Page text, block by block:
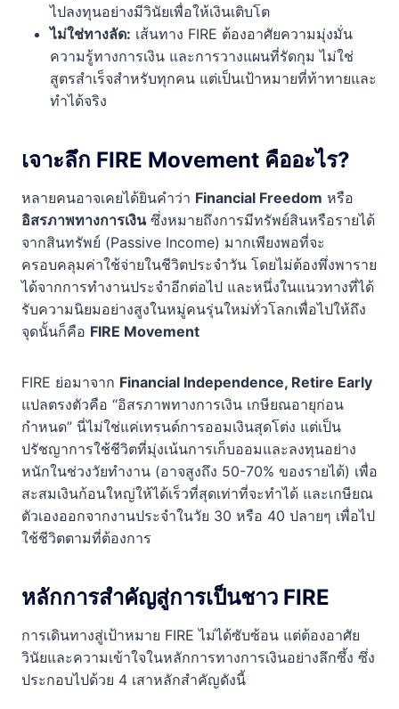
ไปลงทุนอย่างมีวินัยเพื่อให้เงินเติบโต
ไม่ใช่ทางลัด: เส้นทาง FIRE ต้องอาศัยความมุ่งมั่น
ความรู้ทางการเงิน และการวางแผนที่รัดกุม ไม่ใช่
สูตรสำเร็จสำหรับทุกคน แต่เป็นเป้าหมายที่ท้าทายและ
ทำได้จริง
เจาะลึก FIRE Movement คืออะไร?
หลายคนอาจเคยได้ยินคำว่า Financial Freedom หรือ
อิสรภาพทางการเงินซึ่งหมายถึงการมีทรัพย์สินหรือรายได้
จากสินทรัพย์ (Passive Income) มากเพียงพอที่จะ
ครอบคลุมค่าใช้จ่ายในชีวิตประจำวัน โดยไม่ต้องพึ่งพาราย
ได้จากการทำงานประจำอีกต่อไป และหนึ่งในแนวทางที่ได้
รับความนิยมอย่างสูงในหมู่คนรุ่นใหม่ทั่วโลกเพื่อไปให้ถึง
จุดนั้นก็คือ FIRE Movement
FIRE ย่อมาจาก Financial Independence, Retire Early
แปลตรงตัวคือ “อิสรภาพทางการเงิน เกษียณอายุก่อน
กำหนด” นี่ไม่ใช่แค่เทรนด์การออมเงินสุดโต่ง แต่เป็น
ปรัชญาการใช้ชีวิตที่มุ่งเน้นการเก็บออมและลงทุนอย่าง
หนักในช่วงวัยทำงาน (อาจสูงถึง 50-70% ของรายได้) เพื่อ
สะสมเงินก้อนใหญ่ให้ได้เร็วที่สุดเท่าที่จะทำได้ และเกษียณ
ตัวเองออกจากงานประจำในวัย 30 หรือ 40 ปลายๆ เพื่อไป
ใช้ชีวิตตามที่ต้องการ
หลักการสำคัญสู่การเป็นชาว FIRE
การเดินทางสู่เป้าหมาย FIRE ไม่ได้ซับซ้อน แต่ต้องอาศัย
วินัยและความเข้าใจในหลักการทางการเงินอย่างลึกซึ้ง ซึ่ง
ประกอบไปด้วย 4 เสาหลักสำคัญดังนี้